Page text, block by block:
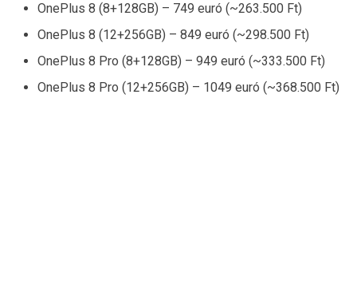
OnePlus 8 (8+128GB) – 749 euró (~263.500 Ft)
OnePlus 8 (12+256GB) – 849 euró (~298.500 Ft)
OnePlus 8 Pro (8+128GB) – 949 euró (~333.500 Ft)
OnePlus 8 Pro (12+256GB) – 1049 euró (~368.500 Ft)